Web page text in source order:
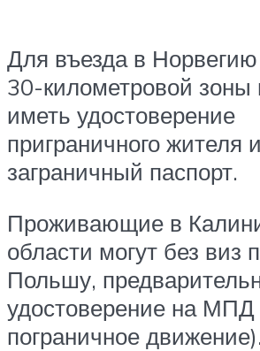
Для въезда в
30-километровой зоны
иметь удостоверение
приграничного жителя и
заграничный паспорт.
Проживающие в
области могут без виз
Польшу,
удостоверение на
пограничное движение).